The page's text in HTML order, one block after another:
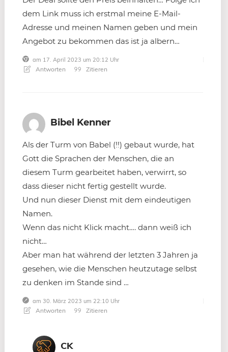
dem Link muss ich erstmal meine E-Mail-
Adresse und meinen Namen geben und mein
Angebot zu bekommen das ist ja albern…
am 17. April 2023 um 20:12 Uhr
Antworten Zitieren
Bibel Kenner
Als der Turm von Babel (!!) gebaut wurde, hat
Gott die Sprachen der Menschen, die an
diesem Turm gearbeitet haben, verwirrt, so
dass dieser nicht fertig gestellt wurde.
Und nun dieser Dienst mit dem eindeutigen
Namen.
Wenn das nicht Klick macht…. dann weiß ich
nicht…
Aber man hat während der letzten 3 Jahren ja
gesehen, wie die Menschen heutzutage selbst
zu denken im Stande sind …
am 30. März 2023 um 22:10 Uhr
Antworten Zitieren
CK